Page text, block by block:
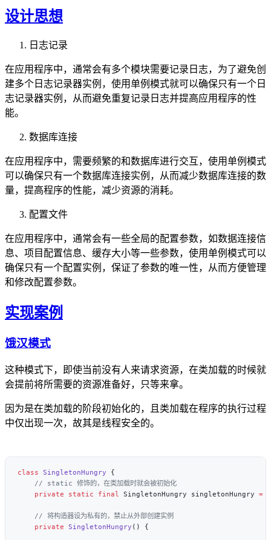
设计思想
日志记录
在应用程序中，通常会有多个模块需要记录日志，为了避免创
建多个日志记录器实例，使用单例模式就可以确保只有一个日
志记录器实例，从而避免重复记录日志并提高应用程序的性
能。
数据库连接
在应用程序中，需要频繁的和数据库进行交互，使用单例模式
可以确保只有一个数据库连接实例，从而减少数据库连接的数
量，提高程序的性能，减少资源的消耗。
配置文件
在应用程序中，通常会有一些全局的配置参数，如数据连接信
息、项目配置信息、缓存大小等一些参数，使用单例模式可以
确保只有一个配置实例，保证了参数的唯一性，从而方便管理
和修改配置参数。
实现案例
饿汉模式
这种模式下，即使当前没有人来请求资源，在类加载的时候就
会提前将所需要的资源准备好，只等来拿。
因为是在类加载的阶段初始化的，且类加载在程序的执行过程
中仅出现一次，故其是线程安全的。
class SingletonHungry
    private
static final SingletonHungry singletonHungry =
    private
SingletonHungry